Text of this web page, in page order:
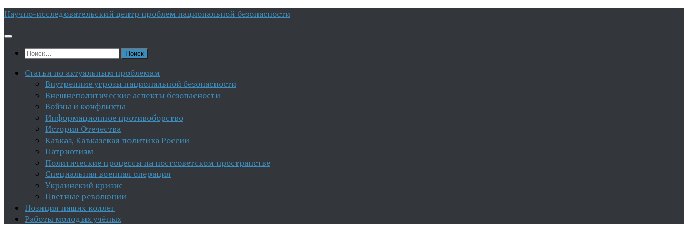
Перейти
содержимому
Научно-исследовательский центр проблем национальной безопасности
Найти:
Статьи по актуальным проблемам
Внутренние угрозы национальной безопасности
Внешнеполитические аспекты безопасности
Войны и конфликты
Информационное противоборство
История Отечества
Кавказ, Кавказская политика России
Патриотизм
Политические процессы на постсоветском пространстве
Специальная военная операция
Украинский кризис
Цветные революции
Позиция наших коллег
Работы молодых учёных